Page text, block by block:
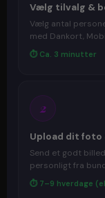
Vælg tilvalg &
Vælg antal
med Dankort,
⏱ Ca. 3 minutter
2
Upload dit foto
Send et godt
personligt fra
⏱ 7–9 hverdage